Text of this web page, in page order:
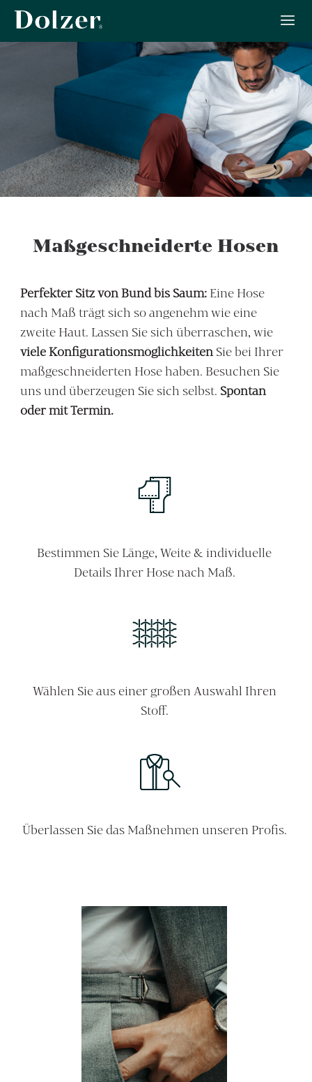
Maßgeschneiderte Hosen
Perfekter Sitz von Bund bis Saum:Eine Hose
nach Maß trägt sich so angenehm wie eine
zweite Haut. Lassen Sie sich überraschen, wie
viele Konfigurationsmöglichkeiten Sie bei Ihrer
maßgeschneiderten Hose haben. Besuchen Sie
uns und überzeugen Sie sich selbst. Spontan
oder mit Termin.
Bestimmen Sie Länge, Weite & individuelle
Details Ihrer Hose nach Maß.
Wählen Sie aus einer großen Auswahl Ihren
Stoff.
Überlassen Sie das Maßnehmen unseren Profis.